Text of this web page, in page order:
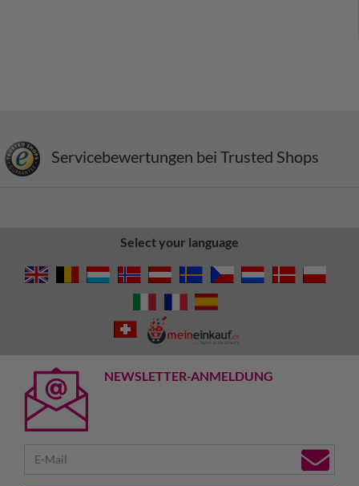
Servicebewertungen bei Trusted Shops
Select your language
NEWSLETTER-ANMELDUNG